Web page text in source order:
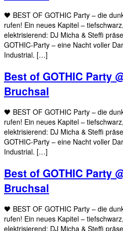
🖤 BEST OF GOTHIC Party – die
rufen! Ein neues Kapitel –
elektrisierend: DJ Micha & Steffi
GOTHIC-Party – eine Nacht voller
Industrial. […]
Best of GOTHIC Party
Bruchsal
🖤 BEST OF GOTHIC Party – die
rufen! Ein neues Kapitel –
elektrisierend: DJ Micha & Steffi
GOTHIC-Party – eine Nacht voller
Industrial. […]
Best of GOTHIC Party
Bruchsal
🖤 BEST OF GOTHIC Party – die
rufen! Ein neues Kapitel –
elektrisierend: DJ Micha & Steffi